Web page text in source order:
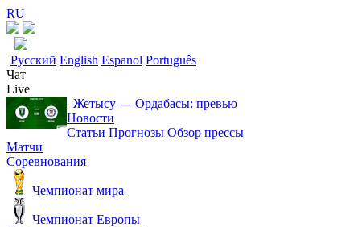
RU
Русский English Espanol Português
Чат
Live
Жетысу ― Ордабасы: превью
Новости
Статьи Прогнозы Обзор прессы
Матчи
Соревнования
Чемпионат мира
Чемпионат Европы